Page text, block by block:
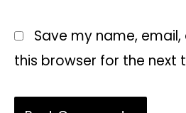
Save my name,
this browser for the next